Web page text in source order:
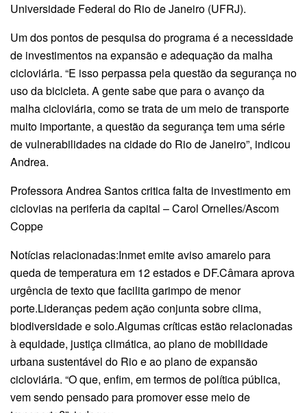
Universidade Federal do Rio de Janeiro (UFRJ).
Um dos pontos de pesquisa do programa é a necessidade
de investimentos na expansão e adequação da malha
cicloviária. “E isso perpassa pela questão da segurança no
uso da bicicleta. A gente sabe que para o avanço da
malha cicloviária, como se trata de um meio de transporte
muito importante, a questão da segurança tem uma série
de vulnerabilidades na cidade do Rio de Janeiro”, indicou
Andrea.
Professora Andrea Santos critica falta de investimento em
ciclovias na periferia da capital – Carol Ornelles/Ascom
Coppe
Notícias relacionadas:Inmet emite aviso amarelo para
queda de temperatura em 12 estados e DF.Câmara aprova
urgência de texto que facilita garimpo de menor
porte.Lideranças pedem ação conjunta sobre clima,
biodiversidade e solo.Algumas críticas estão relacionadas
à equidade, justiça climática, ao plano de mobilidade
urbana sustentável do Rio e ao plano de expansão
cicloviária. “O que, enfim, em termos de política pública,
vem sendo pensado para promover esse meio de